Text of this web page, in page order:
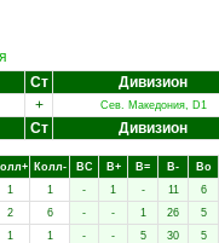
Ст Дивизион
+ Сев. Македония, D1
Ст Дивизион
Колл- ВC В+ В= В- Вo
1 1 - 1 - 11 6
2 6 - - 1 26 5
1 1 - - 5 30 5